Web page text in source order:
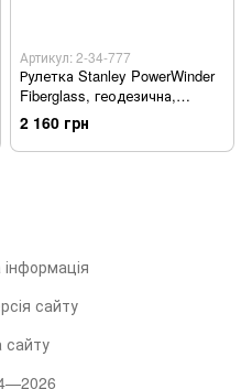
Артикул: 2-34-777
Рулетка Stanley PowerWinder
Fiberglass, геодезична,
відкритий корпус, 100м х
12.7мм (2-34-777)
2 160 грн
сайту